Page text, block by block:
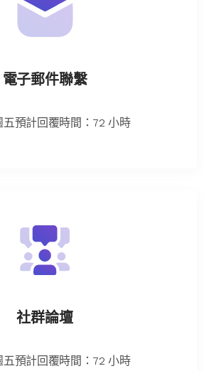
電子郵件聯繫
五預計回覆時間：72 小時
社群論壇
五預計回覆時間：72 小時